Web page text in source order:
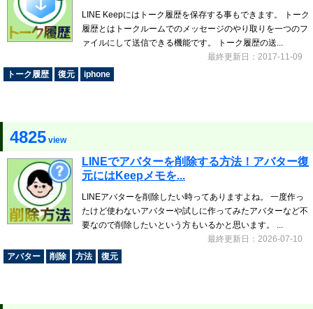
LINE Keepにはトーク履歴を保存する事もできます。 トーク
履歴とはトークルームでのメッセージのやり取りを一つのフ
ァイルにして送信できる機能です。 トーク履歴の送...
最終更新日：2017-11-09
トーク履歴
復元 iphone
4825 view
LINEでアバターを削除する方法！アバター復
元にはKeepメモを...
LINEアバターを削除したい時ってありますよね。 一度作っ
たけど使わないアバターや試しに作ってみたアバターなど不
要なので削除したいという方もいるかと思います。 ...
最終更新日：2026-07-10
アバター
削除 方法 復元